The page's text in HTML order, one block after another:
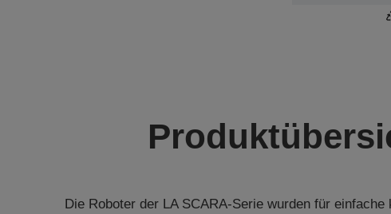
Die Roboter der LA SCARA-Serie wurden für